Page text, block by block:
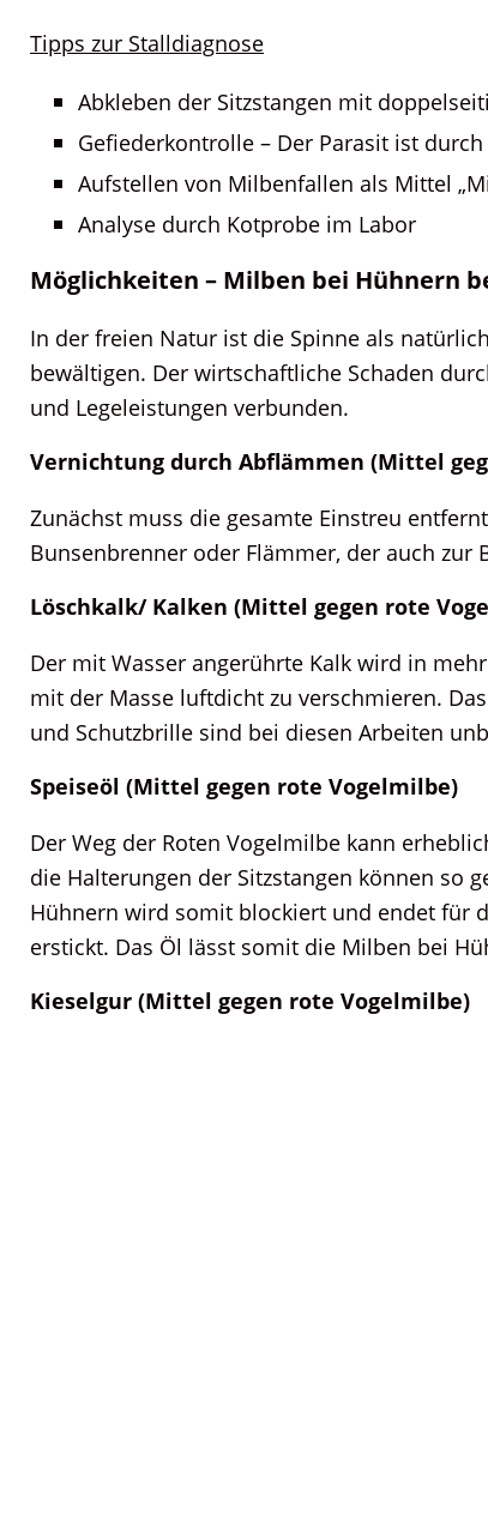
Tipps zur Stalldiagnose
Abkleben der Sitzstangen mit
Gefiederkontrolle – Der Parasit ist
Aufstellen von Milbenfallen als Mittel
Analyse durch Kotprobe im Labor
Möglichkeiten – Milben bei Hühnern
In der freien Natur ist die Spinne als
bewältigen. Der wirtschaftliche Schaden
und Legeleistungen verbunden.
Vernichtung durch Abflämmen (Mittel
Zunächst muss die gesamte Einstreu
Bunsenbrenner oder Flämmer, der auch zur
Löschkalk/ Kalken (Mittel gegen rote
Der mit Wasser angerührte Kalk wird in
mit der Masse luftdicht zu verschmieren. Das
und Schutzbrille sind bei diesen Arbeiten
Speiseöl (Mittel gegen rote Vogelmilbe)
Der Weg der Roten Vogelmilbe kann
die Halterungen der Sitzstangen können so
Hühnern wird somit blockiert und endet für
erstickt. Das Öl lässt somit die Milben bei
Kieselgur (Mittel gegen rote Vogelmilbe)